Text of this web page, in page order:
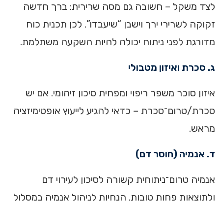
לצד משקל – חשובה גם מסה שרירית: ברך חדשה
זקוקה לשרירי ירך וישבן “שיעבדו”. לכן תכנית כוח
מדורגת לפני ניתוח יכולה להיות השקעה משתלמת.
ג. סכרת ואיזון מטבולי
איזון סוכר משפר ריפוי ומפחית סיכון זיהומי. אם יש
סכרת/טרום־סכרת – כדאי להגיע לייעוץ אופטימיזציה
מראש.
ד. אנמיה (חוסר דם)
אנמיה טרום־ניתוחית קשורה לסיכון לעירוי דם
ולתוצאות פחות טובות. הנחיות לניהול אנמיה במסלול